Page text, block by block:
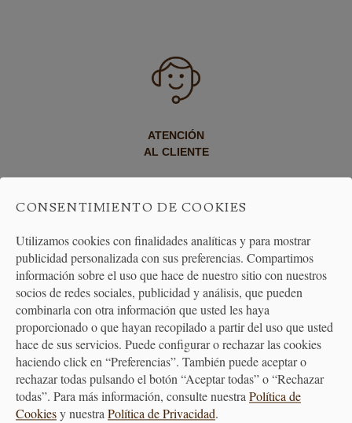
ATENCIÓN
AL CLIENTE
PREMIAMOS TUS COMPRAS
Consigue puntos en tus compras
que se transformarán en vales
descuento
BONO REGALO
La forma más fácil de acertar
cuando quieras hacer un regalo
CONSENTIMIENTO DE COOKIES
Utilizamos cookies con finalidades analíticas y para mostrar
publicidad personalizada con sus preferencias. Compartimos
información sobre el uso que hace de nuestro sitio con nuestros
socios de redes sociales, publicidad y análisis, que pueden
combinarla con otra información que usted les haya
proporcionado o que hayan recopilado a partir del uso que usted
hace de sus servicios. Puede configurar o rechazar las cookies
haciendo click en “Preferencias”. También puede aceptar o
rechazar todas pulsando el botón “Aceptar todas” o “Rechazar
todas”. Para más información, consulte nuestraPolítica de
Cookiesy nuestraPolítica de Privacidad.